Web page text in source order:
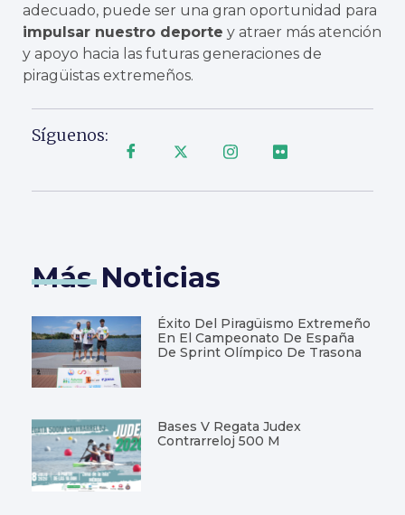
adecuado, puede ser una gran oportunidad para
impulsar nuestro deporte y atraer más atención
y apoyo hacia las futuras generaciones de
piragüistas extremeños.
Síguenos:
Más Noticias
Éxito Del Piragüismo Extremeño
En El Campeonato De España
De Sprint Olímpico De Trasona
Bases V Regata Judex
Contrarreloj 500 M